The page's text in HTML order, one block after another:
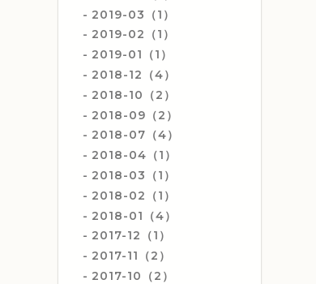
2019-03（1）
2019-02（1）
2019-01（1）
2018-12（4）
2018-10（2）
2018-09（2）
2018-07（4）
2018-04（1）
2018-03（1）
2018-02（1）
2018-01（4）
2017-12（1）
2017-11（2）
2017-10（2）